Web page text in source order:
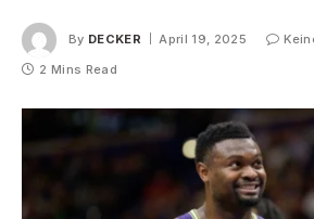
By DECKER April 19, 2025
2 Mins Read